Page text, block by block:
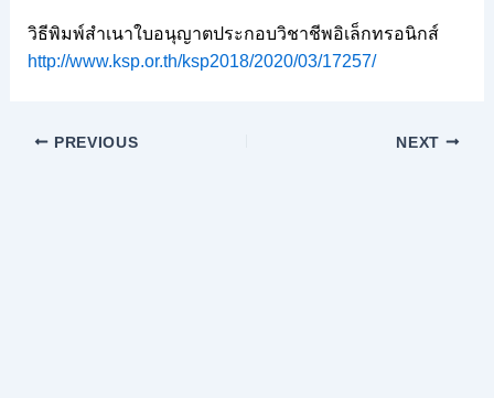
วิธีพิมพ์สำเนาใบอนุญาตประกอบวิชาชีพอิเล็กทรอนิกส์
http://www.ksp.or.th/ksp2018/2020/03/17257/
PREVIOUS NEXT